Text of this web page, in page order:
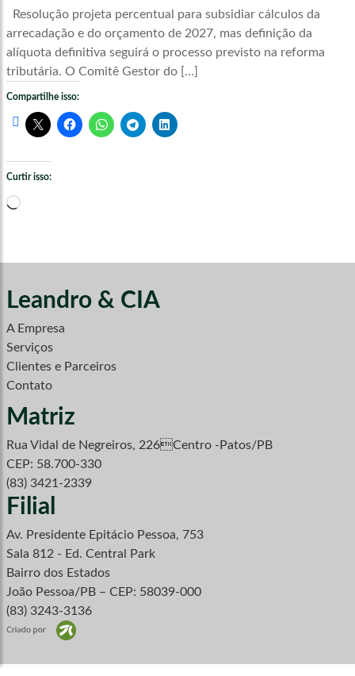
Resolução projeta percentual para subsidiar cálculos da
arrecadação e do orçamento de 2027, mas definição da
alíquota definitiva seguirá o processo previsto na reforma
tributária. O Comitê Gestor do […]
Compartilhe isso:
Curtir isso:
Carregando...
Leandro & CIA
A Empresa
Serviços
Clientes e Parceiros
Contato
Matriz
Rua Vidal de Negreiros, 226Centro -Patos/PB
CEP: 58.700-330
(83) 3421-2339
Filial
Av. Presidente Epitácio Pessoa, 753
Sala 812 - Ed. Central Park
Bairro dos Estados
João Pessoa/PB – CEP: 58039-000
(83) 3243-3136